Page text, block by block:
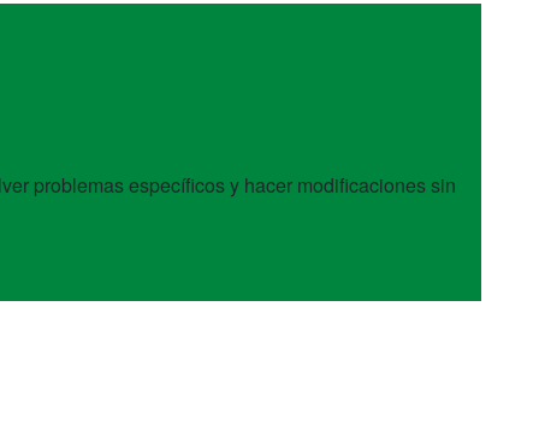
problemas específicos y hacer modificaciones sin